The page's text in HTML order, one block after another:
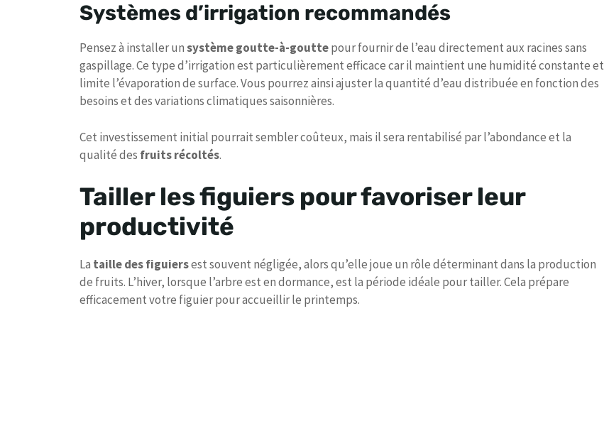
Systèmes d’irrigation recommandés
Pensez à installer unsystème goutte-à-gouttepour fournir de l’eau directement aux racines sans
gaspillage. Ce type d’irrigation est particulièrement efficace car il maintient une humidité constante et
limite l’évaporation de surface. Vous pourrez ainsi ajuster la quantité d’eau distribuée en fonction des
besoins et des variations climatiques saisonnières.
Cet investissement initial pourrait sembler coûteux, mais il sera rentabilisé par l’abondance et la
qualité des fruits récoltés.
Tailler les figuiers pour favoriser leur
productivité
La taille des figuiersest souvent négligée, alors qu’elle joue un rôle déterminant dans la production
de fruits. L’hiver, lorsque l’arbre est en dormance, est la période idéale pour tailler. Cela prépare
efficacement votre figuier pour accueillir le printemps.